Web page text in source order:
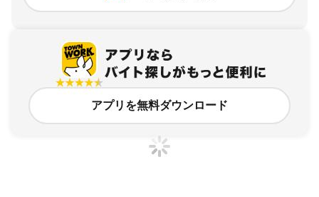
アプリを無料ダウンロード